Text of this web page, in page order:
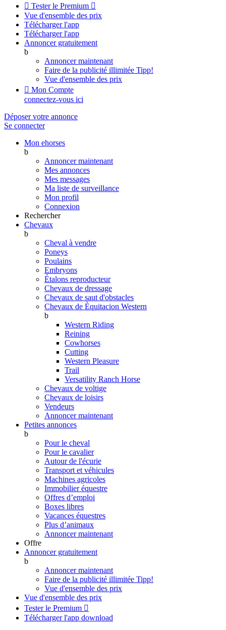
 Tester le Premium 
Vue d'ensemble des prix
Télécharger l'app
Télécharger l'app
Annoncer gratuitement
b
Annoncer maintenant
Faire de la publicité illimitée Tipp!
Vue d'ensemble des prix
 Mon Compte
connectez-vous ici
Déposer votre annonce
Se connecter
Mon ehorses
b
Annoncer maintenant
Mes annonces
Mes messages
Ma liste de surveillance
Mon profil
Connexion
Rechercher
Chevaux
b
Cheval à vendre
Poneys
Poulains
Embryons
Étalons reproducteur
Chevaux de dressage
Chevaux de saut d'obstacles
Chevaux de Èquitacion Western
b
Western Riding
Reining
Cowhorses
Cutting
Western Pleasure
Trail
Versatility Ranch Horse
Chevaux de voltige
Chevaux de loisirs
Vendeurs
Annoncer maintenant
Petites annonces
b
Pour le cheval
Pour le cavalier
Autour de l'écurie
Transport et véhicules
Machines agricoles
Immobilier équestre
Offres d’emploi
Boxes libres
Vacances équestres
Plus d’animaux
Annoncer maintenant
Offre
Annoncer gratuitement
b
Annoncer maintenant
Faire de la publicité illimitée Tipp!
Vue d'ensemble des prix
Vue d'ensemble des prix
Tester le Premium 
Télécharger l'app download